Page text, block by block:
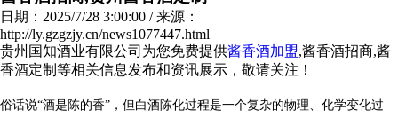
日期：2025/7/28 3:00:00 / 来源：
http://ly.gzgzjy.cn/news1077447.html
贵州国知酒业有限公司为您免费提供酱香酒加盟,酱香酒招商,酱
香酒定制等相关信息发布和资讯展示，敬请关注！
俗话说“酒是陈的香”，但白酒陈化过程是一个复杂的物理、化学变化过